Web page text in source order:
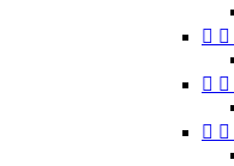
 
 
 